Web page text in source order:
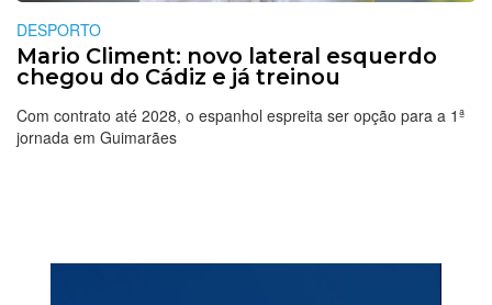
DESPORTO
Mario Climent: novo lateral esquerdo
chegou do Cádiz e já treinou
Com contrato até 2028, o espanhol espreita ser opção para a 1ª
jornada em Guimarães